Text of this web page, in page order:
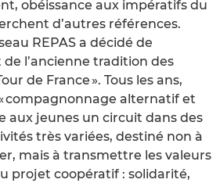
obéissance aux impératifs du
d’autres références.
REPAS a décidé de
l’ancienne tradition des
de France ». Tous les ans,
compagnonnage alternatif et
aux jeunes un circuit dans des
très variées, destiné non à
mais à transmettre les valeurs
projet coopératif : solidarité,